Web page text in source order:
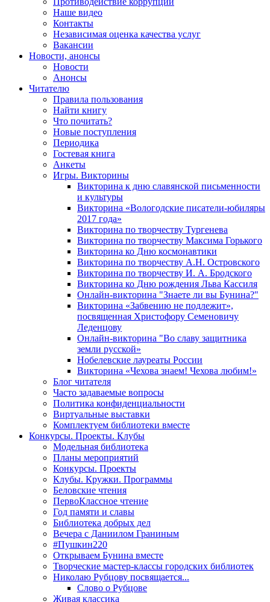
Наше видео
Контакты
Независимая оценка качества услуг
Вакансии
Новости, анонсы
Новости
Анонсы
Читателю
Правила пользования
Найти книгу
Что почитать?
Новые поступления
Периодика
Гостевая книга
Анкеты
Игры. Викторины
Викторина к дню славянской письменности
и культуры
Викторина «Вологодские писатели-юбиляры
2017 года»
Викторина по творчеству Тургенева
Викторина по творчеству Максима Горького
Викторина ко Дню космонавтики
Викторина по творчеству А.Н. Островского
Викторина по творчеству И. А. Бродского
Викторина ко Дню рождения Льва Кассиля
Онлайн-викторина "Знаете ли вы Бунина?"
Викторина «Забвению не подлежит»,
посвященная Христофору Семеновичу
Леденцову
Онлайн-викторина "Во славу защитника
земли русской»
Нобелевские лауреаты России
Викторина «Чехова знаем! Чехова любим!»
Блог читателя
Часто задаваемые вопросы
Политика конфиденциальности
Виртуальные выставки
Комплектуем библиотеки вместе
Конкурсы. Проекты. Клубы
Модельная библиотека
Планы мероприятий
Конкурсы. Проекты
Клубы. Кружки. Программы
Беловские чтения
ПервоКлассное чтение
Год памяти и славы
Библиотека добрых дел
Вечера с Даниилом Граниным
#Пушкин220
Открываем Бунина вместе
Творческие мастер-классы городских библиотек
Николаю Рубцову посвящается...
Слово о Рубцове
Живая классика